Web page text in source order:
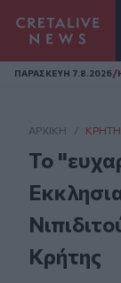
Homepage
ΠΑΡΑΣΚΕΥΗ 7.8.2026/
ΑΡΧΙΚΗ / ΚΡΉΤΗ
Το
Κρήτης